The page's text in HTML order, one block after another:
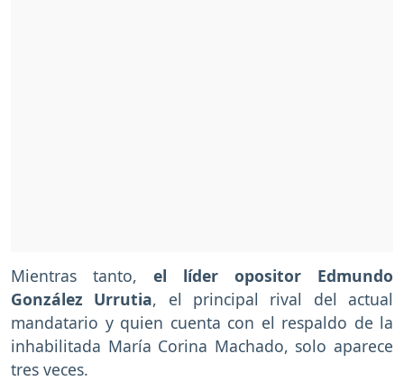
Mientras tanto, el líder opositor Edmundo
González Urrutia, el principal rival del actual
mandatario y quien cuenta con el respaldo de la
inhabilitada María Corina Machado, solo aparece
tres veces.